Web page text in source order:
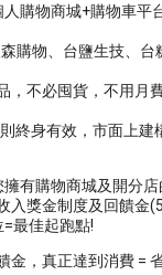
購物商城+購物車平
購物、台鹽生技、台
，不必囤貨，不用月
終身有效，市面上建
有購物商城及開分店
入獎金制度及回饋金
最佳起跑點!
金，真正達到消費 =